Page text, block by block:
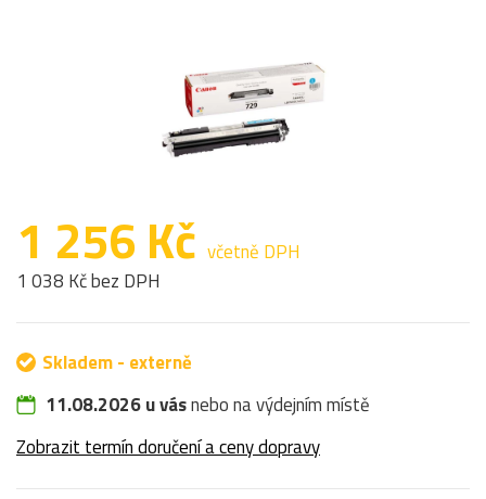
1 256 Kč včetně DPH
1 038 Kč bez DPH
Skladem - externě
11.08.2026 u vásnebo na výdejním místě
Zobrazit termín doručení a ceny dopravy